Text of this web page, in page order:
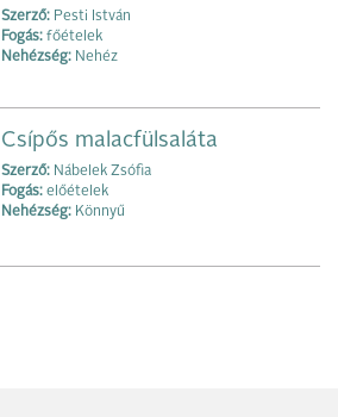
Szerző: Pesti István
Fogás: főételek
Nehézség: Nehéz
Csípős malacfülsaláta
Szerző: Nábelek Zsófia
Fogás: előételek
Nehézség: Könnyű